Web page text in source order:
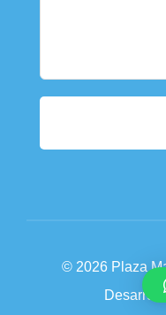
© 2026 Plaza